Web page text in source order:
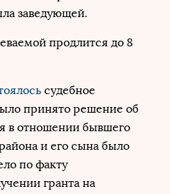
заведующей.
продлится до 8
судебное
принято решение об
в отношении бывшего
и его сына было
по факту
гранта на